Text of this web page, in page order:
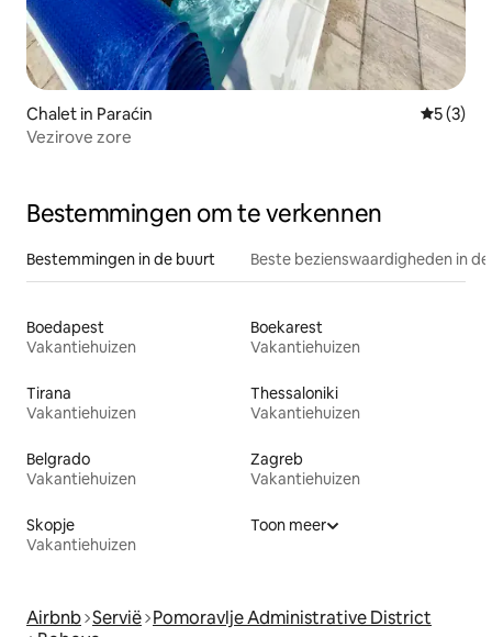
Chalet in Paraćin
5 (3)
Vezirove zore
Bestemmingen om te verkennen
Bestemmingen in de buurt Beste bezienswaardigheden in
Boedapest
Vakantiehuizen
Boekarest
Vakantiehuizen
Tirana
Vakantiehuizen
Thessaloniki
Vakantiehuizen
Belgrado
Vakantiehuizen
Zagreb
Vakantiehuizen
Skopje
Vakantiehuizen
Toon meer
Airbnb Servië Pomoravlje Administrative District